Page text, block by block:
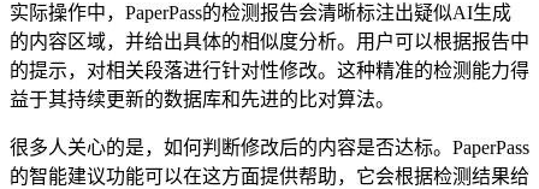
实际操作中，PaperPass的检测报告会清晰标注出疑似AI生成
的内容区域，并给出具体的相似度分析。用户可以根据报告中
的提示，对相关段落进行针对性修改。这种精准的检测能力得
益于其持续更新的数据库和先进的比对算法。
很多人关心的是，如何判断修改后的内容是否达标。PaperPass
的智能建议功能可以在这方面提供帮助，它会根据检测结果给